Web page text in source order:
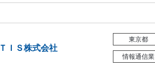
ＴＩＳ株式会社
東京都
情報通信業